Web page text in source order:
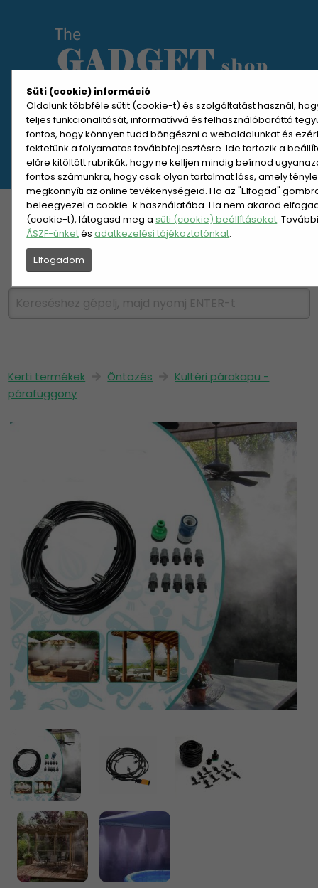
Süti (cookie) információ
Oldalunk többféle sütit (cookie-t) és szolgáltatást használ,
teljes funkcionalitását, informatívvá és felhasználóbaráttá
fontos, hogy könnyen tudd böngészni a weboldalunkat és
fektetünk a folyamatos továbbfejlesztésre. Ide tartozik a
előre kitöltött rubrikák, hogy ne kelljen mindig beírnod
fontos számunkra, hogy csak olyan tartalmat láss, amely
megkönnyíti az online tevékenységeid. Ha az "Elfogad"
beleegyezel a cookie-k használatába. Ha nem akarod
(cookie-t), látogasd meg asüti (cookie) beállításokat.
ÁSZF-ünketésadatkezelési tájékoztatónkat.
Elfogadom
MENÜ MEGNYITÁSA
REGISZTRÁCIÓ BELÉPÉS
KATEGÓRIÁK HETI AJÁNLAT
ÚJDONSÁGOK NÉPSZERŰ
Kerti termékek Öntözés
Kültéri párakapu -
párafüggöny